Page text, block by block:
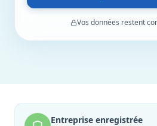
Vos données restent
Entreprise enregistrée